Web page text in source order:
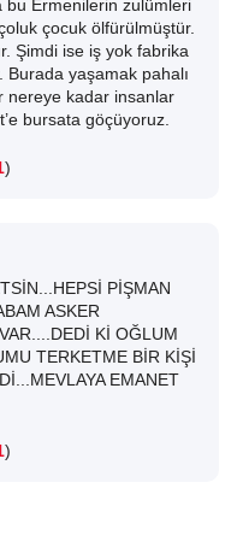
bu Ermenilerin zulümleri
çocuk ölfürülmüştür.
Şimdi ise iş yok fabrika
yaşamak pahalı
nereye kadar insanlar
bursata göçüyoruz.
)
PİŞMAN
ASKER
Kİ OĞLUM
TERKETME BİR KİŞİ
EMANET
)